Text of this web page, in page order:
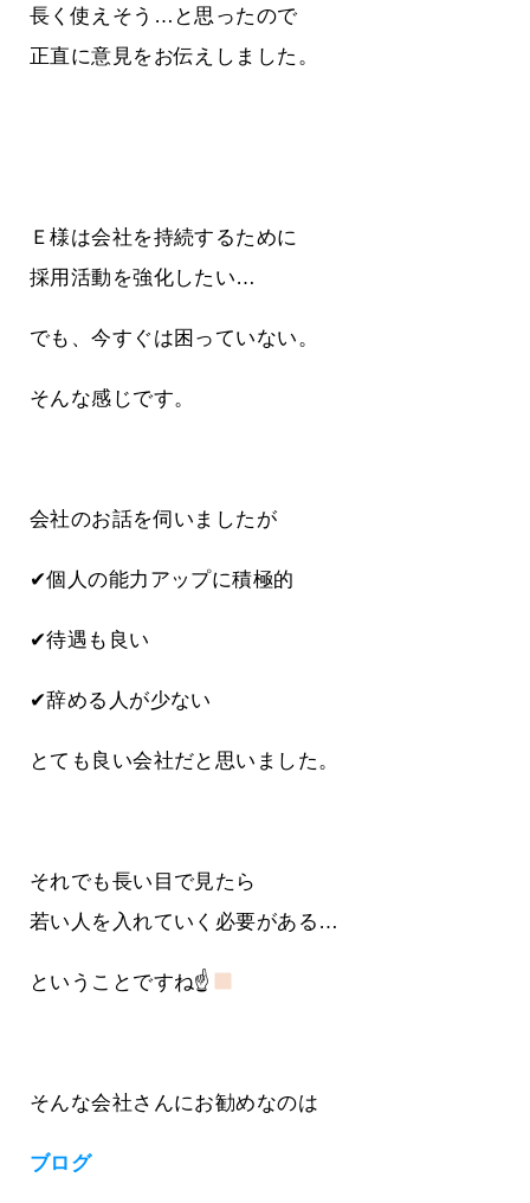
長く使えそう…と思ったので
正直に意見をお伝えしました。
Ｅ様は会社を持続するために
採用活動を強化したい…
でも、今すぐは困っていない。
そんな感じです。
会社のお話を伺いましたが
✔個人の能力アップに積極的
✔待遇も良い
✔辞める人が少ない
とても良い会社だと思いました。
それでも長い目で見たら
若い人を入れていく必要がある…
ということですね☝
そんな会社さんにお勧めなのは
ブログ